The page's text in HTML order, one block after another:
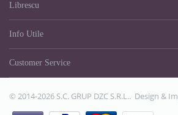
Librescu
Info Utile
Customer Service
© 2014-2026 S.C. GRUP DZC S.R.L.. Design &